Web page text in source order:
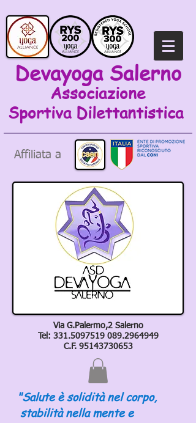
Devayoga Salerno
Associazione
Sportiva Dilettantistica
Affiliata a
Via G.Palermo,2 Salerno
Tel: 331.5097519 089.2964949
C.F. 95143730653
"Salute è solidità nel corpo,
stabilità nella mente e